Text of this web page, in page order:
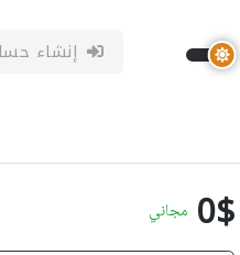
إنشاء
0$ مجاني